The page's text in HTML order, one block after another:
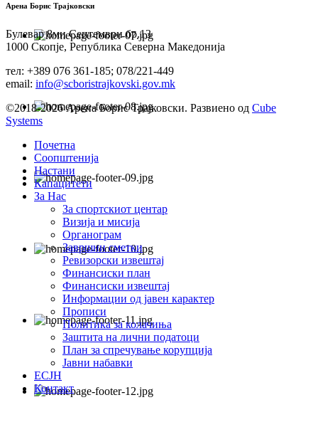
Арена Борис Трајковски
Булевар 8ми Септември бр.13
1000 Скопје, Република Северна Македонија
тел: +389 076 361-185; 078/221-449
email: info@scboristrajkovski.gov.mk
©2018-2026 Арена Борис Трајковски. Развиено од Cube
Systems
Почетна
Соопштенија
Настани
Капацитети
За Нас
За спортскиот центар
Визија и мисија
Органограм
Завршни сметки
Ревизорски извештај
Финансиски план
Финансиски извештај
Информации од јавен карактер
Прописи
Политика за колачиња
Заштита на лични податоци
План за спречување корупција
Јавни набавки
ЕСЈН
Контакт